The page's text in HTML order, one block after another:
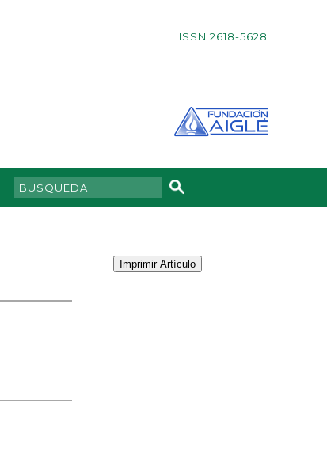
ISSN 2618-5628
Imprimir Artículo